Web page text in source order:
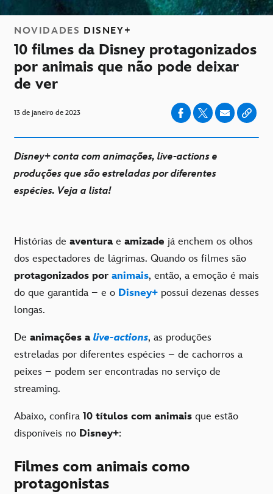
NOVIDADES DISNEY+
10 filmes da Disney protagonizados
por animais que não pode deixar
de ver
13 de janeiro de 2023
Disney+ conta com animações, live-actions e
produções que são estreladas por diferentes
espécies. Veja a lista!
Histórias de aventurae amizade já enchem os olhos
dos espectadores de lágrimas. Quando os filmes são
protagonizados por animais, então, a emoção é mais
do que garantida – e o Disney+ possui dezenas desses
longas.
De animações a live-actions, as produções
estreladas por diferentes espécies – de cachorros a
peixes – podem ser encontradas no serviço de
streaming.
Abaixo, confira 10 títulos com animais que estão
disponíveis no Disney+:
Filmes com animais como
protagonistas